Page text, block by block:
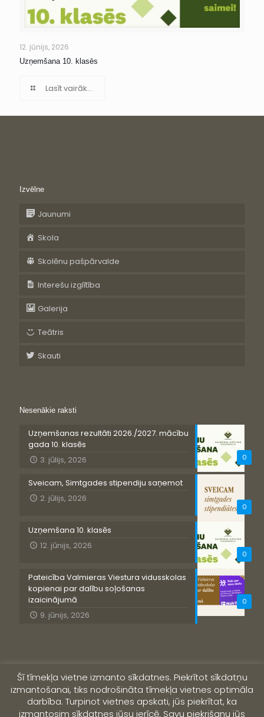
12. jūnijs, 2026
Uzņemšana 10. klasēs
Lasīt vairāk...
Izvēlne
Jaunumi
Skola
Skolēnu pašpārvalde
Interešu izglītība
Galerija
Teātris
Skauti
Nesenākie raksti
0
Uzņemšanas rezultāti 2026./2027. mācību
gada 10. klasēs
3. jūlijs, 2026
0
Sveicam, Simtgades stipendiju saņemot
2. jūlijs, 2026
0
Uzņemšana 10. klasēs
12. jūnijs, 2026
0
Pateicība Valmieras Viestura vidusskolas
kopienai par dalību soļošanas
izaicinājumā
9. jūnijs, 2026
Šī tīmekļa vietne izmanto sīkdatnes. Piekrītot sīkdatņu
izmantošanai, tiks nodrošināta tīmekļa vietnes optimāla
darbība. Turpinot vietnes apskati, jūs piekrītat, ka
izmantosim sīkdatnes jūsu ierīcē. Savu piekrišanu jūs